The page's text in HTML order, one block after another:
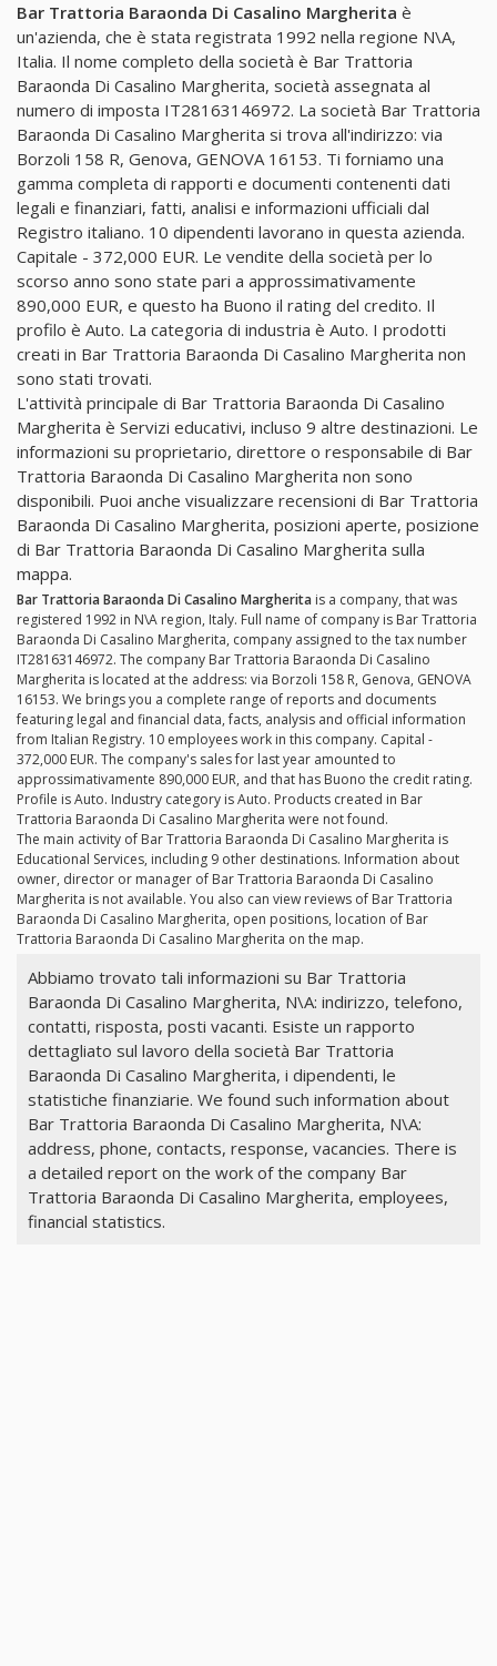
Bar Trattoria Baraonda Di Casalino Margherita è
un'azienda, che è stata registrata 1992 nella regione N\A,
Italia. Il nome completo della società è Bar Trattoria
Baraonda Di Casalino Margherita, società assegnata al
numero di imposta IT28163146972. La società Bar Trattoria
Baraonda Di Casalino Margherita si trova all'indirizzo: via
Borzoli 158 R, Genova, GENOVA 16153. Ti forniamo una
gamma completa di rapporti e documenti contenenti dati
legali e finanziari, fatti, analisi e informazioni ufficiali dal
Registro italiano. 10 dipendenti lavorano in questa azienda.
Capitale - 372,000 EUR. Le vendite della società per lo
scorso anno sono state pari a approssimativamente
890,000 EUR, e questo ha Buono il rating del credito. Il
profilo è Auto. La categoria di industria è Auto. I prodotti
creati in Bar Trattoria Baraonda Di Casalino Margherita non
sono stati trovati.
L'attività principale di Bar Trattoria Baraonda Di Casalino
Margherita è Servizi educativi, incluso 9 altre destinazioni. Le
informazioni su proprietario, direttore o responsabile di Bar
Trattoria Baraonda Di Casalino Margherita non sono
disponibili. Puoi anche visualizzare recensioni di Bar Trattoria
Baraonda Di Casalino Margherita, posizioni aperte, posizione
di Bar Trattoria Baraonda Di Casalino Margherita sulla
mappa.
Bar Trattoria Baraonda Di Casalino Margherita is a company, that was
registered 1992 in N\A region, Italy. Full name of company is Bar Trattoria
Baraonda Di Casalino Margherita, company assigned to the tax number
IT28163146972. The company Bar Trattoria Baraonda Di Casalino
Margherita is located at the address: via Borzoli 158 R, Genova, GENOVA
16153. We brings you a complete range of reports and documents
featuring legal and financial data, facts, analysis and official information
from Italian Registry. 10 employees work in this company. Capital -
372,000 EUR. The company's sales for last year amounted to
approssimativamente 890,000 EUR, and that has Buono the credit rating.
Profile is Auto. Industry category is Auto. Products created in Bar
Trattoria Baraonda Di Casalino Margherita were not found.
The main activity of Bar Trattoria Baraonda Di Casalino Margherita is
Educational Services, including 9 other destinations. Information about
owner, director or manager of Bar Trattoria Baraonda Di Casalino
Margherita is not available. You also can view reviews of Bar Trattoria
Baraonda Di Casalino Margherita, open positions, location of Bar
Trattoria Baraonda Di Casalino Margherita on the map.
Abbiamo trovato tali informazioni su Bar Trattoria
Baraonda Di Casalino Margherita, N\A: indirizzo, telefono,
contatti, risposta, posti vacanti. Esiste un rapporto
dettagliato sul lavoro della società Bar Trattoria
Baraonda Di Casalino Margherita, i dipendenti, le
statistiche finanziarie. We found such information about
Bar Trattoria Baraonda Di Casalino Margherita, N\A:
address, phone, contacts, response, vacancies. There is
a detailed report on the work of the company Bar
Trattoria Baraonda Di Casalino Margherita, employees,
financial statistics.